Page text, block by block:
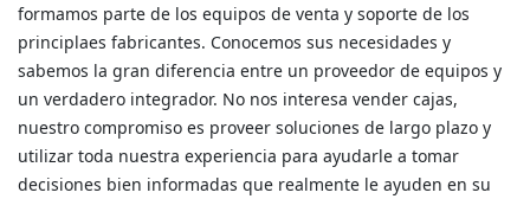
formamos parte de los equipos de venta y soporte de los
principlaes fabricantes. Conocemos sus necesidades y
sabemos la gran diferencia entre un proveedor de equipos y
un verdadero integrador. No nos interesa vender cajas,
nuestro compromiso es proveer soluciones de largo plazo y
utilizar toda nuestra experiencia para ayudarle a tomar
decisiones bien informadas que realmente le ayuden en su